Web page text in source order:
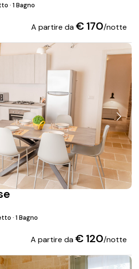
· 1 Bagno
A partire da€ 170/notte
· 1 Bagno
A partire da€ 120/notte